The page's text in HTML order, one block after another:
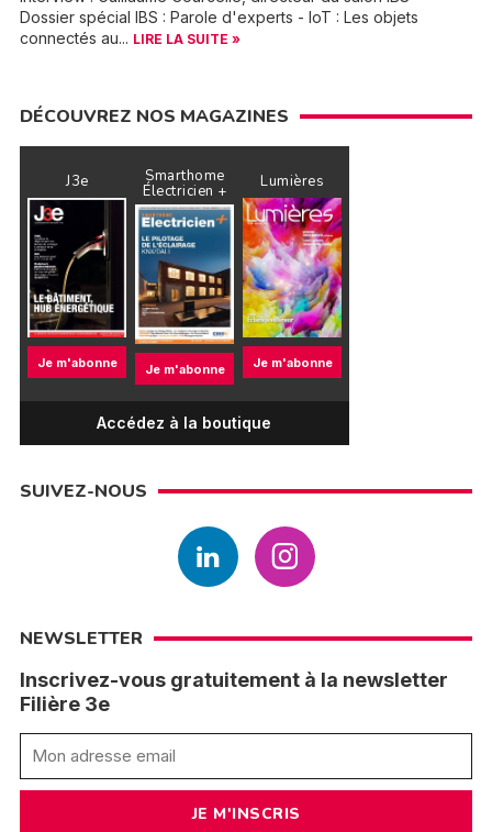
Dossier spécial IBS : Parole d'experts - IoT : Les objets
connectés au... LIRE LA SUITE »
DÉCOUVREZ NOS MAGAZINES
J3e
Je m'abonne
Smarthome
Électricien +
Je m'abonne
Lumières
Je m'abonne
Accédez à la boutique
SUIVEZ-NOUS
NEWSLETTER
Inscrivez-vous gratuitement à la newsletter
Filière 3e